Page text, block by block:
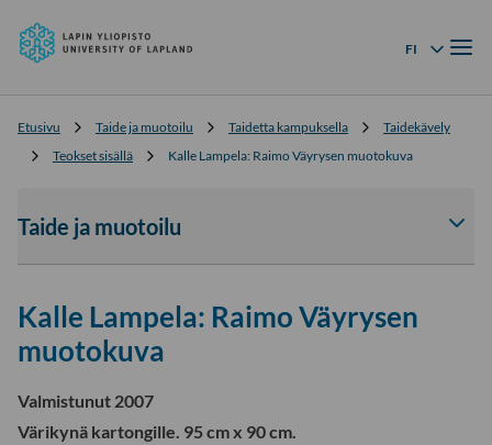
Siirry
suoraan
yliopisto
FI
Kielivalikko
Etusivu Taide ja muotoilu Taidetta kampuksella
Taidekävely
Teokset sisällä
Kalle Lampela: Raimo Väyrysen muotokuva
Taide ja muotoilu
tai
Kalle Lampela: Raimo Väyrysen
muotokuva
Valmistunut 2007
Värikynä kartongille. 95 cm x 90 cm.